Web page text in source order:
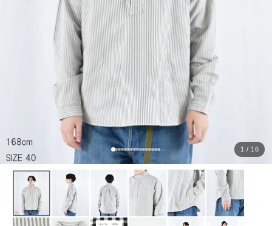
シ
ョ
ッ
プ
FRENCH Bleu ORIGINAL
KISOGAWA BLOG
SHOP NEWS
ログイン
新規会員登録
1 / 16